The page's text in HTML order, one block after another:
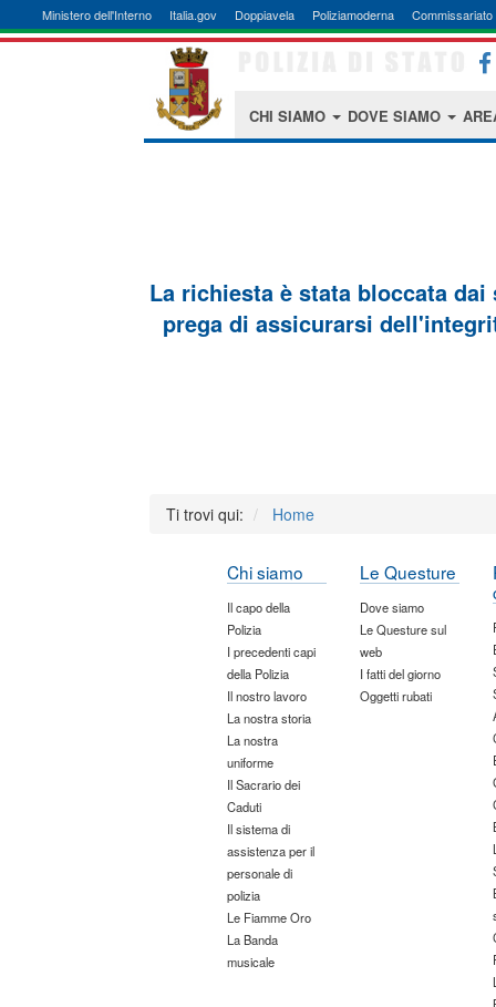
Ministero dell'Interno Italia.gov Doppiavela Poliziamoderna Commissariato
CHI SIAMO DOVE SIAMO
La richiesta è stata bloccata
prega di assicurarsi
Ti trovi qui: Home
Chi siamo
Il capo della
Polizia
I precedenti capi
della Polizia
Il nostro lavoro
La nostra storia
La nostra
uniforme
Il Sacrario dei
Caduti
Il sistema di
assistenza per il
personale di
polizia
Le Fiamme Oro
La Banda
musicale
Le Questure
Dove siamo
Le Questure sul
web
I fatti del giorno
Oggetti rubati